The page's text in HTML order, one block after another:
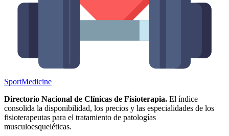
SportMedicine
Directorio Nacional de Clínicas de Fisioterapia. El índice
consolida la disponibilidad, los precios y las especialidades de los
fisioterapeutas para el tratamiento de patologías
musculoesqueléticas.